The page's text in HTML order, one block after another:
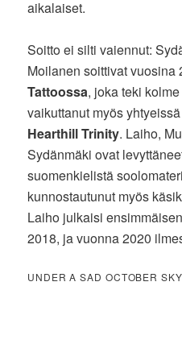
aikalaiset.
Soitto ei silti vaiennut:
Moilanen soittivat
Tattoossa, joka teki
vaikuttanut myös
Hearthill Trinity. Laiho,
Sydänmäki ovat
suomenkielistä
kunnostautunut myös
Laiho julkaisi
2018, ja vuonna 2020
UNDER A SAD OCTOBER SKY